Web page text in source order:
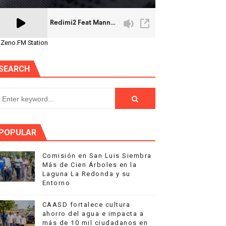
Station
Comisión en San Luis Siembra
Más de Cien Árboles en la
Laguna La Redonda y su
Entorno
CAASD fortalece cultura
ahorro del agua e impacta a
más de 10 mil ciudadanos en